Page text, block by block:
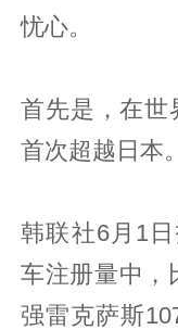
忧心。
首先是，在世
首次超越日本。
韩联社6月1
车注册量中，
强雷克萨斯